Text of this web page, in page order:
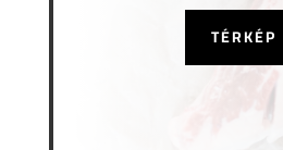
TÉRKÉP